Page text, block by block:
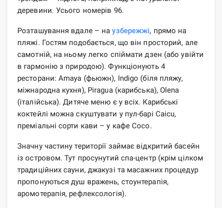
деревини. Усього номерів 96.
Розташування вдале – наузбережжі, прямо на
пляжі. Гостям подобається, що він просторий, але
самотній, на ньому легко спіймати дзен (або увійти
в гармонію з природою). Функціонують 4
ресторани: Amaya (фьюжн), Indigo (біля пляжу,
міжнародна кухня), Piragua (карибська), Olena
(італійська). Дитяче меню є у всіх. Карибські
коктейлі можна скуштувати у пул-барі Caicu,
преміальні сорти кави – у кафе Coco.
Значну частину території займає відкритий басейн
із островом. Тут просунутий спа-центр (крім цілком
традиційних сауни, джакузі та масажних процедур
пропонуються душ вражень, стоунтерапія,
аромотерапія, рефлексологія).